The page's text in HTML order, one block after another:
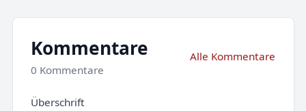
Kommentare
0 Kommentare
Alle Kommentare
Überschrift